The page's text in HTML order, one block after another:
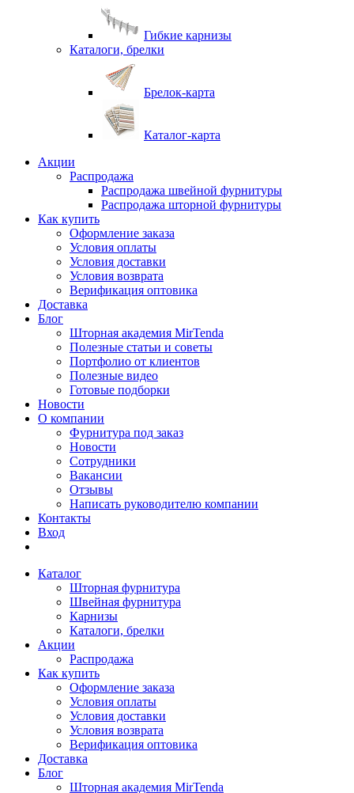
Гибкие карнизы
Каталоги, брелки
Брелок-карта
Каталог-карта
Акции
Распродажа
Распродажа швейной фурнитуры
Распродажа шторной фурнитуры
Как купить
Оформление заказа
Условия оплаты
Условия доставки
Условия возврата
Верификация оптовика
Доставка
Блог
Шторная академия MirTenda
Полезные статьи и советы
Портфолио от клиентов
Полезные видео
Готовые подборки
Новости
О компании
Фурнитура под заказ
Новости
Сотрудники
Вакансии
Отзывы
Написать руководителю компании
Контакты
Вход
Каталог
Шторная фурнитура
Швейная фурнитура
Карнизы
Каталоги, брелки
Акции
Распродажа
Как купить
Оформление заказа
Условия оплаты
Условия доставки
Условия возврата
Верификация оптовика
Доставка
Блог
Шторная академия MirTenda